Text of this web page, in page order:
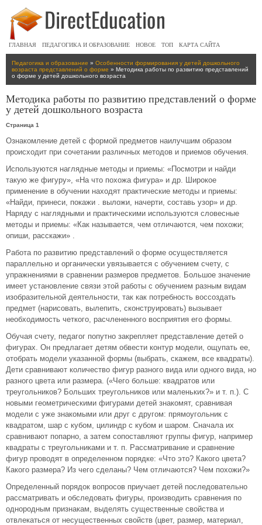
ГЛАВНАЯ ПЕДАГОГИКА И ОБРАЗОВАНИЕ НОВОЕ ТОП КАРТА САЙТА
Педагогика и образование » Особенности формирования у детей дошкольного
возраста представлений о форме » Методика работы по развитию представлений
о форме у детей дошкольного возраста
Методика работы по развитию представлений о форме
у детей дошкольного возраста
Страница 1
Ознакомление детей с формой предметов наилучшим образом
происходит при сочетании различных методов и приемов обучения.
Используются наглядные методы и приемы: «Посмотри и найди
такую же фигуру», «На что похожа фигура» и др. Широкое
применение в обучении находят практические методы и приемы:
«Найди, принеси, покажи . выложи, начерти, составь узор» и др.
Наряду с наглядными и практическими используются словесные
методы и приемы: «Как называется, чем отличаются, чем похожи;
опиши, расскажи» .
Работа по развитию представлений о форме осуществляется
параллельно и органически увязывается с обучением счету, с
упражнениями в сравнении размеров предметов. Большое значение
имеет установление связи этой работы с обучением разным видам
изобразительной деятельности, так как потребность воссоздать
предмет (нарисовать, вылепить, сконструировать) вызывает
необходимость четкого, расчлененного восприятия его формы.
Обучая счету, педагог попутно закрепляет представление детей о
фигурах. Он предлагает детям обвести контур модели, ощупать ее,
отобрать модели указанной формы (выбрать, скажем, все квадраты).
Дети сравнивают количество фигур разного вида или одного вида, но
разного цвета или размера. («Чего больше: квадратов или
треугольников? Больших треугольников или маленьких?» и т. п.). С
новыми геометрическими фигурами детей знакомят, сравнивая
модели с уже знакомыми или друг с другом: прямоугольник с
квадратом, шар с кубом, цилиндр с кубом и шаром. Сначала их
сравнивают попарно, а затем сопоставляют группы фигур, например
квадраты с треугольниками и т. п. Рассматривание и сравнение
фигур проводят в определенном порядке: «Что это? Какого цвета?
Какого размера? Из чего сделаны? Чем отличаются? Чем похожи?»
Определенный порядок вопросов приучает детей последовательно
рассматривать и обследовать фигуры, производить сравнения по
однородным признакам, выделять существенные свойства и
отвлекаться от несущественных свойств (цвет, размер, материал,